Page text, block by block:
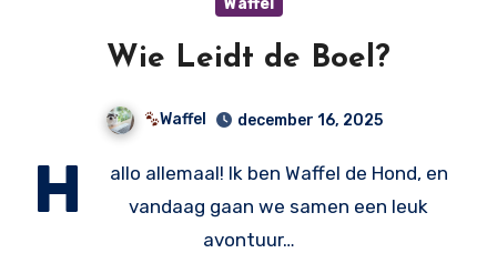
Waffel
Wie Leidt de Boel?
Waffel december 16, 2025
H
allo allemaal! Ik ben Waffel de Hond, en
vandaag gaan we samen een leuk
avontuur…